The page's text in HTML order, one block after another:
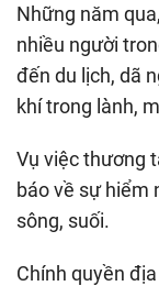
Những năm
nhiều người
đến du lịch, dã
khí trong lành,
Vụ việc thương
báo về sự hiểm
sông, suối.
Chính quyền